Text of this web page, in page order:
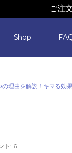
ご注
Shop
理由を解説！キマる効
ト: 6